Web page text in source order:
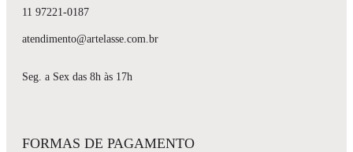
11 97221-0187
atendimento@artelasse.com.br
Seg. a Sex das 8h às 17h
FORMAS DE PAGAMENTO